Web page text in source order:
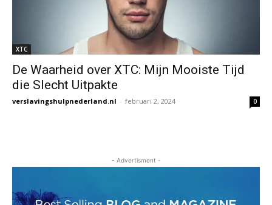
XTC
De Waarheid over XTC: Mijn Mooiste Tijd
die Slecht Uitpakte
verslavingshulpnederland.nl - februari 2, 2024 0
- Advertisment -